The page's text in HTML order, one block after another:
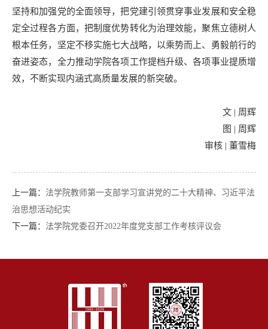
坚持和加强党的全面领导，把党建引领贯穿事业发展和安全稳
定全过程各方面，把制度优势转化为治理效能，聚焦立德树人
根本任务，坚定不移实施七大战略，以乘势而上、勇毅前行的
奋进姿态，全力推动学院各项工作提档升级、各项事业提质增
效，不断实现内涵式高质量发展的新突破。
文 | 周辉
图 | 周辉
审核 | 董雪梅
上一篇： 法学院教师第一支部学习宣讲党的二十大精神、习近平法
治思想活动纪实
下一篇： 法学院党委召开2022年度党支部工作考核评议会